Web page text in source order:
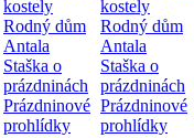
kostely
Rodný dům
Antala
Staška o
prázdninách
Prázdninové
prohlídky
kostely
Rodný dům
Antala
Staška o
prázdninách
Prázdninové
prohlídky